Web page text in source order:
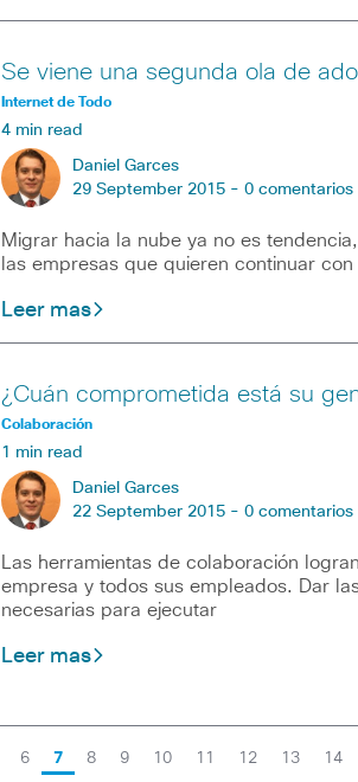
Se viene una segunda ola de
Internet de Todo
4 min read
Daniel Garces
29 September 2015 - 0 comentarios
Migrar hacia la nube ya no es
las empresas que quieren continuar
Leer mas
¿Cuán comprometida está su
Colaboración
1 min read
Daniel Garces
22 September 2015 - 0 comentarios
Las herramientas de colaboración
empresa y todos sus empleados. Dar
necesarias para ejecutar
Leer mas
6 7 8 9 10 11 12 13 14